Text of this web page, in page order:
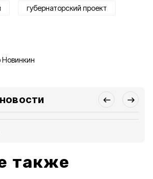
губернаторский проект
также